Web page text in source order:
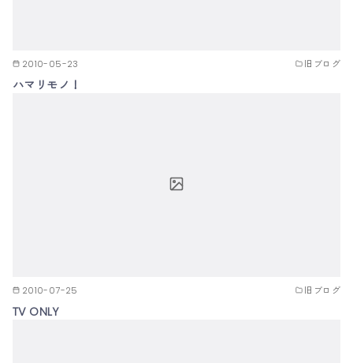
2010-05-23 旧ブログ
ハマリモノ！
2010-07-25 旧ブログ
TV ONLY